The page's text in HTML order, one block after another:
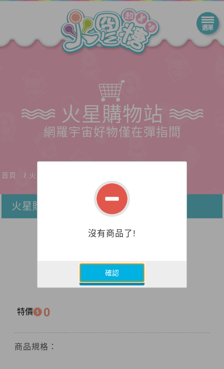
火星購物站
網羅宇宙好物僅在彈指間
首頁 火星購物站
火星購物站
特價 0
商品規格：
沒有商品了!
確認